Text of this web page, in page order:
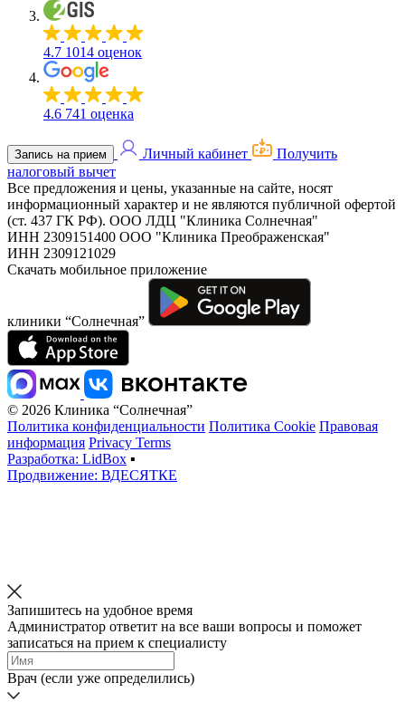
4.7 1014 оценок
4.6 741 оценка
Запись на прием Личный кабинет
Получить
налоговый вычет
Все предложения и цены, указанные на сайте, носят
информационный характер и не являются публичной офертой
(ст. 437 ГК РФ). ООО ЛДЦ "Клиника Солнечная"
ИНН 2309151400 ООО "Клиника Преображенская"
ИНН 2309121029
Скачать мобильное приложение
клиники “Солнечная”
© 2026 Клиника “Солнечная”
Политика конфиденциальности Политика Cookie Правовая
информация Privacy Terms
Разработка: LidBox ▪
Продвижение: ВДЕСЯТКЕ
Запишитесь на удобное время
Администратор ответит на все ваши вопросы и поможет
записаться на прием к специалисту
Врач (если уже определились)